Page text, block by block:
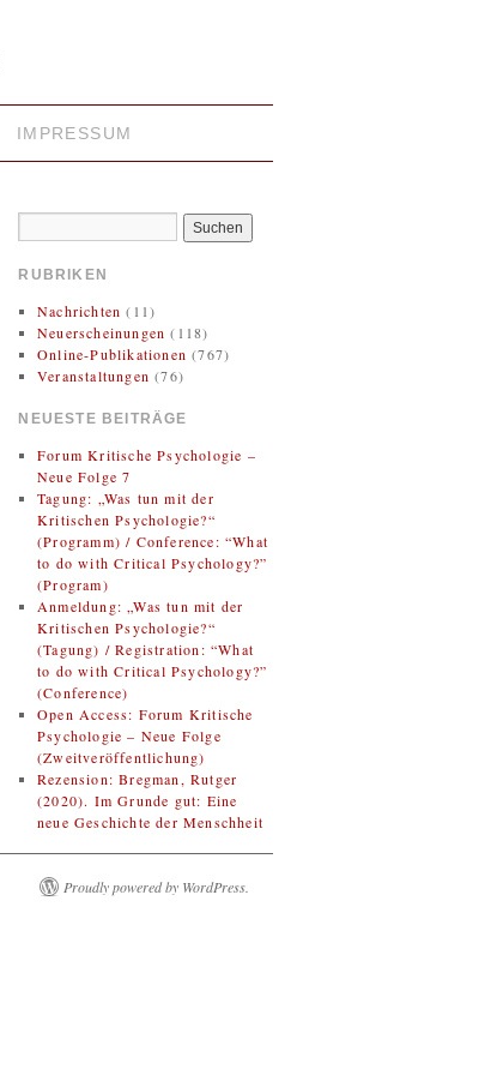
IMPRESSUM
RUBRIKEN
Nachrichten (11)
Neuerscheinungen (118)
Online-Publikationen (767)
Veranstaltungen (76)
NEUESTE BEITRÄGE
Forum Kritische Psychologie –
Neue Folge 7
Tagung: „Was tun mit der
Kritischen Psychologie?“
(Programm) / Conference: “What
to do with Critical Psychology?”
(Program)
Anmeldung: „Was tun mit der
Kritischen Psychologie?“
(Tagung) / Registration: “What
to do with Critical Psychology?”
(Conference)
Open Access: Forum Kritische
Psychologie – Neue Folge
(Zweitveröffentlichung)
Rezension: Bregman, Rutger
(2020). Im Grunde gut: Eine
neue Geschichte der Menschheit
Proudly powered by WordPress.